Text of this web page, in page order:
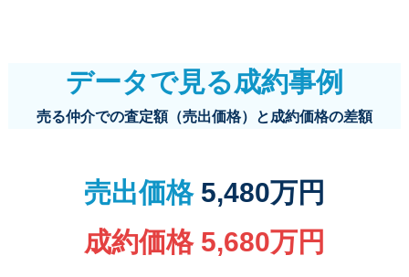
データで見る成約事例
売る仲介での査定額（売出価格）と成約価格の差額
売出価格5,480万円
成約価格 5,680万円